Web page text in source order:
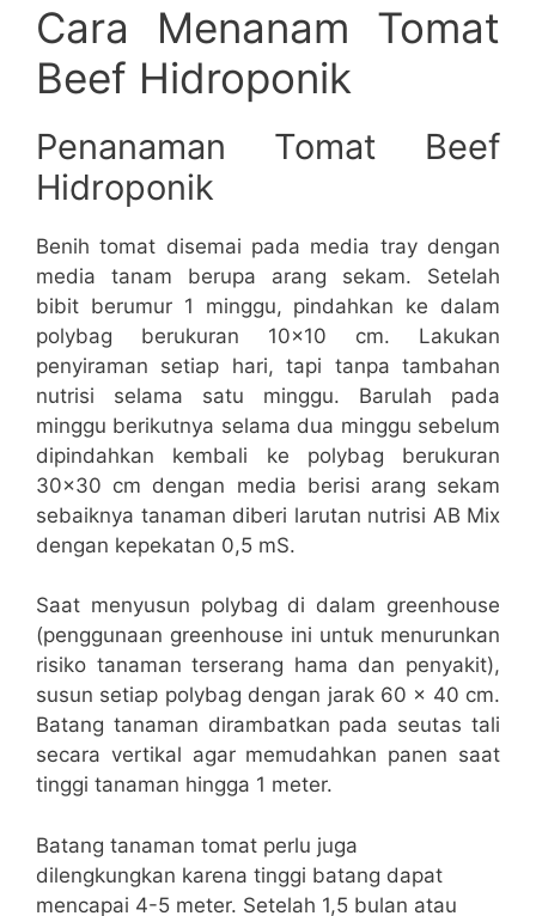
Cara Menanam Tomat
Beef Hidroponik
Penanaman Tomat Beef
Hidroponik
Benih tomat disemai pada media tray dengan
media tanam berupa arang sekam. Setelah
bibit berumur 1 minggu, pindahkan ke dalam
polybag berukuran 10×10 cm. Lakukan
penyiraman setiap hari, tapi tanpa tambahan
nutrisi selama satu minggu. Barulah pada
minggu berikutnya selama dua minggu sebelum
dipindahkan kembali ke polybag berukuran
30×30 cm dengan media berisi arang sekam
sebaiknya tanaman diberi larutan nutrisi AB Mix
dengan kepekatan 0,5 mS.
Saat menyusun polybag di dalam greenhouse
(penggunaan greenhouse ini untuk menurunkan
risiko tanaman terserang hama dan penyakit),
susun setiap polybag dengan jarak 60 × 40 cm.
Batang tanaman dirambatkan pada seutas tali
secara vertikal agar memudahkan panen saat
tinggi tanaman hingga 1 meter.
Batang tanaman tomat perlu juga
dilengkungkan karena tinggi batang dapat
mencapai 4-5 meter. Setelah 1,5 bulan atau